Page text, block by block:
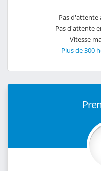
Pas d'attente
Pas d'attente
Vitesse
Plus de 300